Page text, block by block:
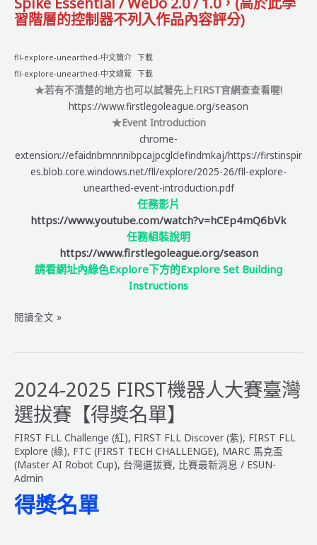
習階層的控制器不列入作品內容評分)
fll-explore-unearthed-中文簡介 下載
fll-explore-unearthed-中文總覽 下載
★若有不清楚的地方也可以試著先上FIRST官網查查看喔!
https://www.firstlegoleague.org/season
★Event Introduction
chrome-
extension://efaidnbmnnnibpcajpcglclefindmkaj/https://firstinspir
es.blob.core.windows.net/fll/explore/2025-26/fll-explore-
unearthed-event-introduction.pdf
任務影片
https://www.youtube.com/watch?v=hCEp4mQ6bVk
任務組裝說明
https://www.firstlegoleague.org/season
請看網址內綠色Explore下方的Explore Set Building
Instructions
FLL
2026
中
英
版
規
則
＿
UNEARTHED
閱讀全文 »
2024-2025 FIRST機器人大賽臺灣
選拔賽【得獎名單】
FIRST FLL Challenge (紅), FIRST FLL Discover (紫), FIRST FLL
Explore (綠), FTC (FIRST TECH CHALLENGE), MARC 馬克盃
(Master AI Robot Cup), 台灣選拔賽, 比賽最新消息 / ESUN-
Admin
得獎名單